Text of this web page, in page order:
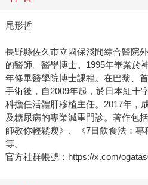
尾形哲
長野縣佐久市立國保淺間綜合醫院
的醫師。醫學博士。1995年畢業於
年修畢醫學院博士課程。在巴黎、
手術後，自2009年起，於日本紅十
科擔任活體肝移植主任。2017年，
及糖尿病的專業減重門診。著作包
師教你輕鬆瘦》、《7日飲食法：專
等。
官方社群帳號：https://x.com/